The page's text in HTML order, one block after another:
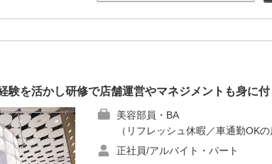
験を活かし研修で店舗運営やマネジメントも身に
美容部員・BA
（リフレッシュ休暇／車通勤OK
正社員/アルバイト・パート